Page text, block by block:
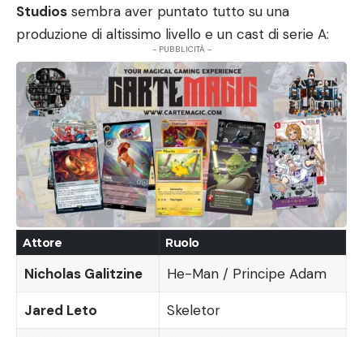
Studios sembra aver puntato tutto su una
produzione di altissimo livello e un cast di serie A:
- PUBBLICITÀ -
Attore Ruolo
Nicholas Galitzine He-Man / Principe Adam
Jared Leto Skeletor